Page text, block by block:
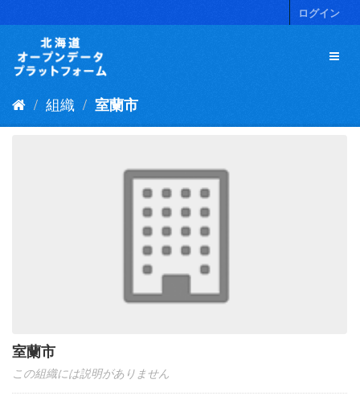
キ
ログイン
組織 室蘭市
室蘭市
この組織には説明がありません